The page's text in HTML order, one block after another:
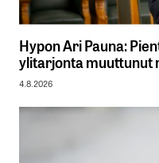
Hypon Ari Pauna:
ylitarjonta muuttunut
4.8.2026